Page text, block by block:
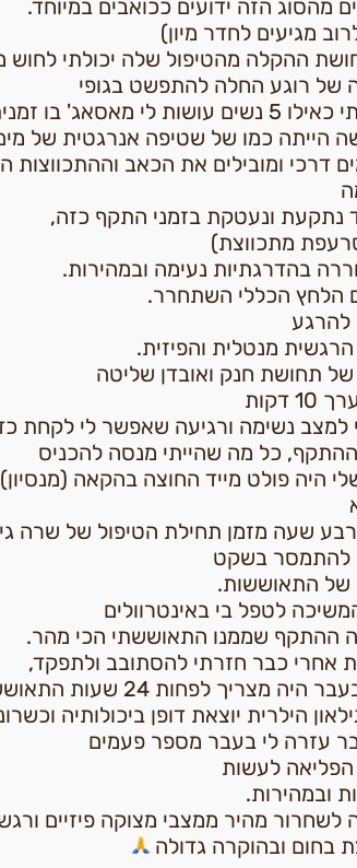
מהסוג הזה ידועים ככואבים במיוחד.
מגיעים לחדר מיון)
ההקלה מהטיפול שלה יכולתי לחוש
של רוגע החלה להתפשט בגופי
בו זמנית בסינכרון מלא ביניהן.
הייתה כמו של שטיפה אנרגטית של
דרכי ומובילים את הכאב וההתכווצות
נתקעת ונעטקת בזמני התקף כזה,
מתכווצת)
בהדרגתיות נעימה ובמהירות.
הלחץ הכללי השתחרר.
להרגע
מנטלית והפיזית.
תחושת חנק ואובדן שליטה
דקות
למצב נשימה ורגיעה שאפשר לי לקחת
כל מה שהייתי מנסה להכניס
היה פולט מייד החוצה בהקאה (מנסיון)
שעה מזמן תחילת הטיפול של שרה
להתמסר בשקט
של התאוששות.
לטפל בי באינטרוולים
ההתקף שממנו התאוששתי הכי מהר.
מצריך לפחות 24 שעות התאוששות.
הילרית יוצאת דופן ביכולותיה
עזרה לי בעבר מספר פעמים
הפליאה לעשות
ובמהירות.
לשחרור מהיר ממצבי מצוקה פיזיים
בחום ובהוקרה גדולה